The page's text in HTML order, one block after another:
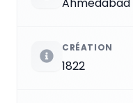
CRÉATION
1822